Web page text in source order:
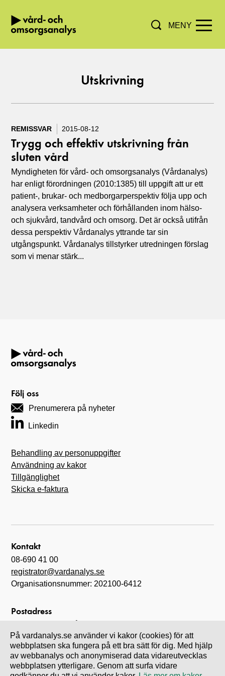
Hoppa direkt till innehållet.
MENY
Utskrivning
REMISSVAR 2015-08-12
Trygg och effektiv utskrivning från
sluten vård
Myndigheten för vård- och omsorgsanalys (Vårdanalys)
har enligt förordningen (2010:1385) till uppgift att ur ett
patient-, brukar- och medborgarperspektiv följa upp och
analysera verksamheter och förhållanden inom hälso-
och sjukvård, tandvård och omsorg. Det är också utifrån
dessa perspektiv Vårdanalys yttrande tar sin
utgångspunkt. Vårdanalys tillstyrker utredningen förslag
som vi menar stärk...
Följ oss
Prenumerera på nyheter
Linkedin
Behandling av personuppgifter
Användning av kakor
Tillgänglighet
Skicka e-faktura
Kontakt
08-690 41 00
registrator@vardanalys.se
Organisationsnummer: 202100-6412
Postadress
Box 6070
102 31 Stockholm
På vardanalys.se använder vi kakor (cookies) för att
webbplatsen ska fungera på ett bra sätt för dig. Med hjälp
av webbanalys och anonymiserad data vidareutvecklas
webbplatsen ytterligare. Genom att surfa vidare